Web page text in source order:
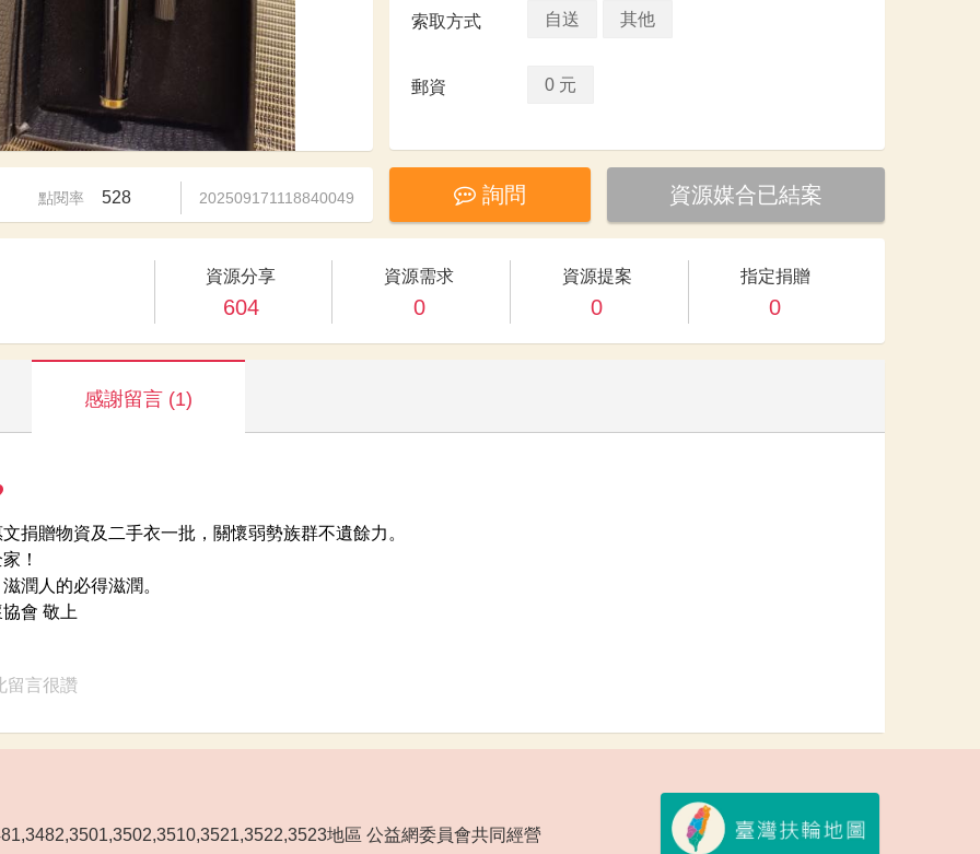
索取方式 自送 其他
郵資 0 元
點閱率 528 202509171118840049 詢問 資源媒合已結案
資源分享
604
資源需求
0
資源提案
0
指定捐贈
0
感謝留言 (1)
捐贈物資及二手衣一批，關懷弱勢族群不遺餘力。
！
潤人的必得滋潤。
會 敬上
留言很讚
地區 公益網委員會共同經營